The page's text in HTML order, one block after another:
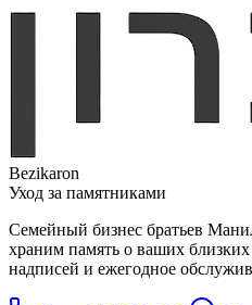
Bezikaron
Уход за памятниками
Семейный бизнес братьев
храним память о ваших
надписей и ежегодное